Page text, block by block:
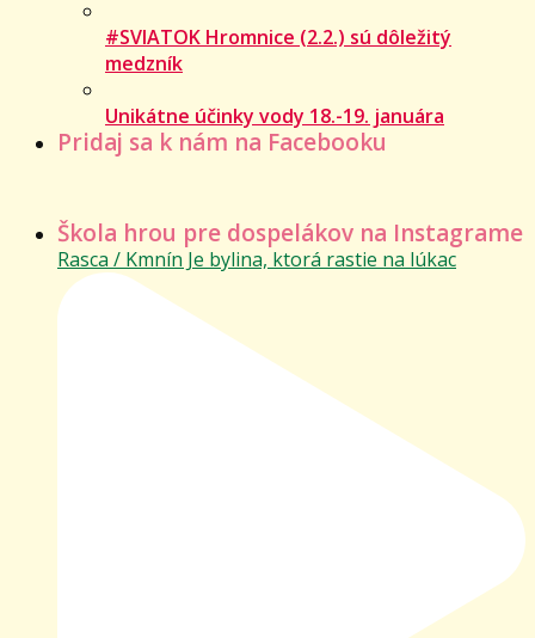
#SVIATOK Hromnice (2.2.) sú dôležitý
medzník
Unikátne účinky vody 18.-19. januára
Pridaj sa k nám na Facebooku
Škola hrou pre dospelákov na Instagrame
Rasca / Kmnín Je bylina, ktorá rastie na lúkac